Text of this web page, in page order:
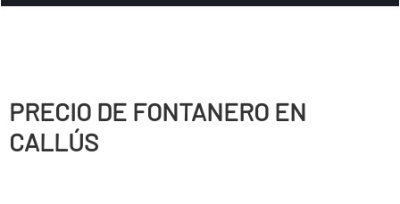
PRECIO DE FONTANERO EN
CALLÚS